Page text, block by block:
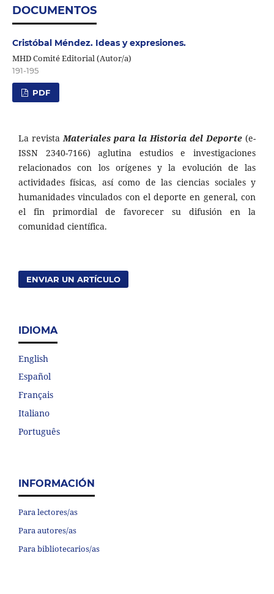
DOCUMENTOS
Cristóbal Méndez. Ideas y expresiones.
MHD Comité Editorial (Autor/a)
191-195
PDF
La revista Materiales para la Historia del Deporte (e-
ISSN 2340-7166) aglutina estudios e investigaciones
relacionados con los orígenes y la evolución de las
actividades físicas, así como de las ciencias sociales y
humanidades vinculados con el deporte en general, con
el fin primordial de favorecer su difusión en la
comunidad científica.
ENVIAR UN ARTÍCULO
IDIOMA
English
Español
Français
Italiano
Português
INFORMACIÓN
Para lectores/as
Para autores/as
Para bibliotecarios/as